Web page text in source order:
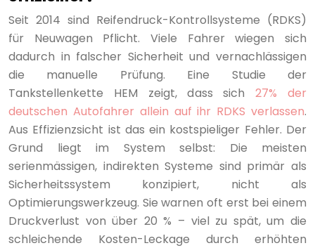
Seit 2014 sind Reifendruck-Kontrollsysteme (RDKS)
für Neuwagen Pflicht. Viele Fahrer wiegen sich
dadurch in falscher Sicherheit und vernachlässigen
die manuelle Prüfung. Eine Studie der
Tankstellenkette HEM zeigt, dass sich27% der
deutschen Autofahrer allein auf ihr RDKS verlassen.
Aus Effizienzsicht ist das ein kostspieliger Fehler. Der
Grund liegt im System selbst: Die meisten
serienmässigen, indirekten Systeme sind primär als
Sicherheitssystem konzipiert, nicht als
Optimierungswerkzeug. Sie warnen oft erst bei einem
Druckverlust von über 20 % – viel zu spät, um die
schleichende Kosten-Leckage durch erhöhten